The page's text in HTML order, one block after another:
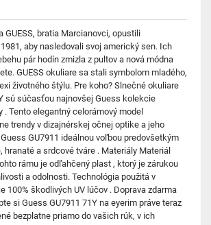
GUESS, bratia Marcianovci, opustili
aby nasledovali svoj americký sen. Ich
pár hodín zmizla z pultov a nová módna
GUESS okuliare sa stali symbolom mladého,
životného štýlu. Pre koho? Slnečné okuliare
sú súčasťou najnovšej Guess kolekcie
. Tento elegantný celorámový model
trendy v dizajnérskej očnej optike a jeho
GU7911 ideálnou voľbou predovšetkým
hranaté a srdcové tváre . Materiály Materiál
rámu je odľahčený plast , ktorý je zárukou
a odolnosti. Technológia použitá v
100% škodlivých UV lúčov . Doprava zdarma
si Guess GU7911 71Y na eyerim práve teraz
bezplatne priamo do vašich rúk, v ich